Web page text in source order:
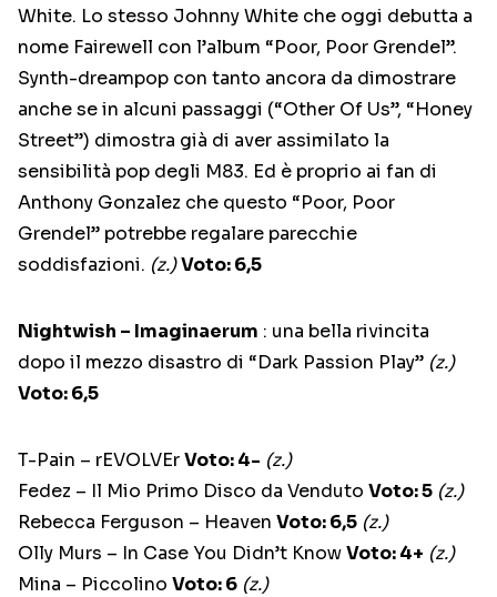
White. Lo stesso Johnny White che oggi debutta a
nome Fairewell con l’album “Poor, Poor Grendel”.
Synth-dreampop con tanto ancora da dimostrare
anche se in alcuni passaggi (“Other Of Us”, “Honey
Street”) dimostra già di aver assimilato la
sensibilità pop degli M83. Ed è proprio ai fan di
Anthony Gonzalez che questo “Poor, Poor
Grendel” potrebbe regalare parecchie
soddisfazioni. (z.)Voto: 6,5
Nightwish – Imaginaerum : una bella rivincita
dopo il mezzo disastro di “Dark Passion Play” (z.)
Voto: 6,5
T-Pain – rEVOLVErVoto: 4- (z.)
Fedez – Il Mio Primo Disco da Venduto Voto: 5 (z.)
Rebecca Ferguson – Heaven Voto: 6,5 (z.)
Olly Murs – In Case You Didn’t KnowVoto: 4+ (z.)
Mina – Piccolino Voto: 6 (z.)